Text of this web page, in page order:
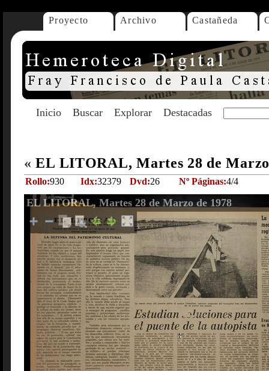
Proyecto Archivo Castañeda
Inicio Buscar Explorar Destacadas
« EL LITORAL, Martes 28 de
Rollo:930 Idx:32379 Dvd:26 Nº Páginas:4/4
EL LITORAL, Martes 28 de Marzo de 1978